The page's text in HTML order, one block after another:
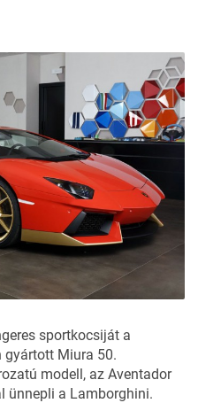
sportkocsiját a
gyártott Miura 50.
modell, az Aventador
ünnepli a Lamborghini.